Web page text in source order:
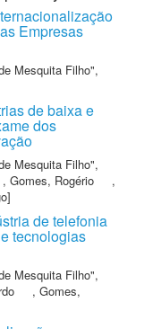
Empresas
Mesquita Filho",
de baixa e
dos
Mesquita Filho",
, Gomes, Rogério
,
de telefonia
tecnologias
Mesquita Filho",
, Gomes,